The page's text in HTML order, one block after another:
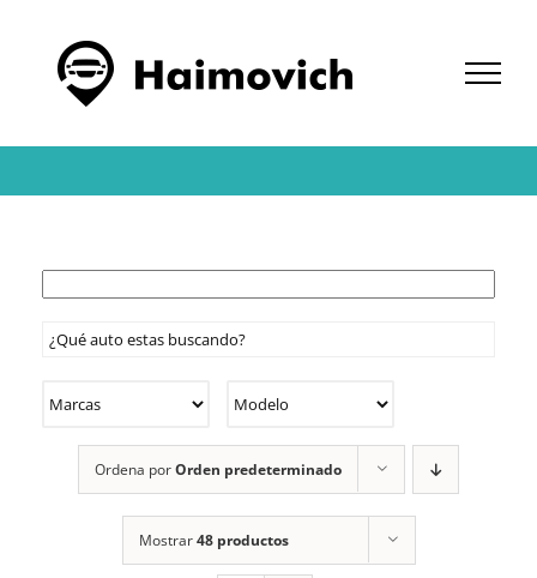
contenido
Ordena porOrden predeterminado
Mostrar48 productos